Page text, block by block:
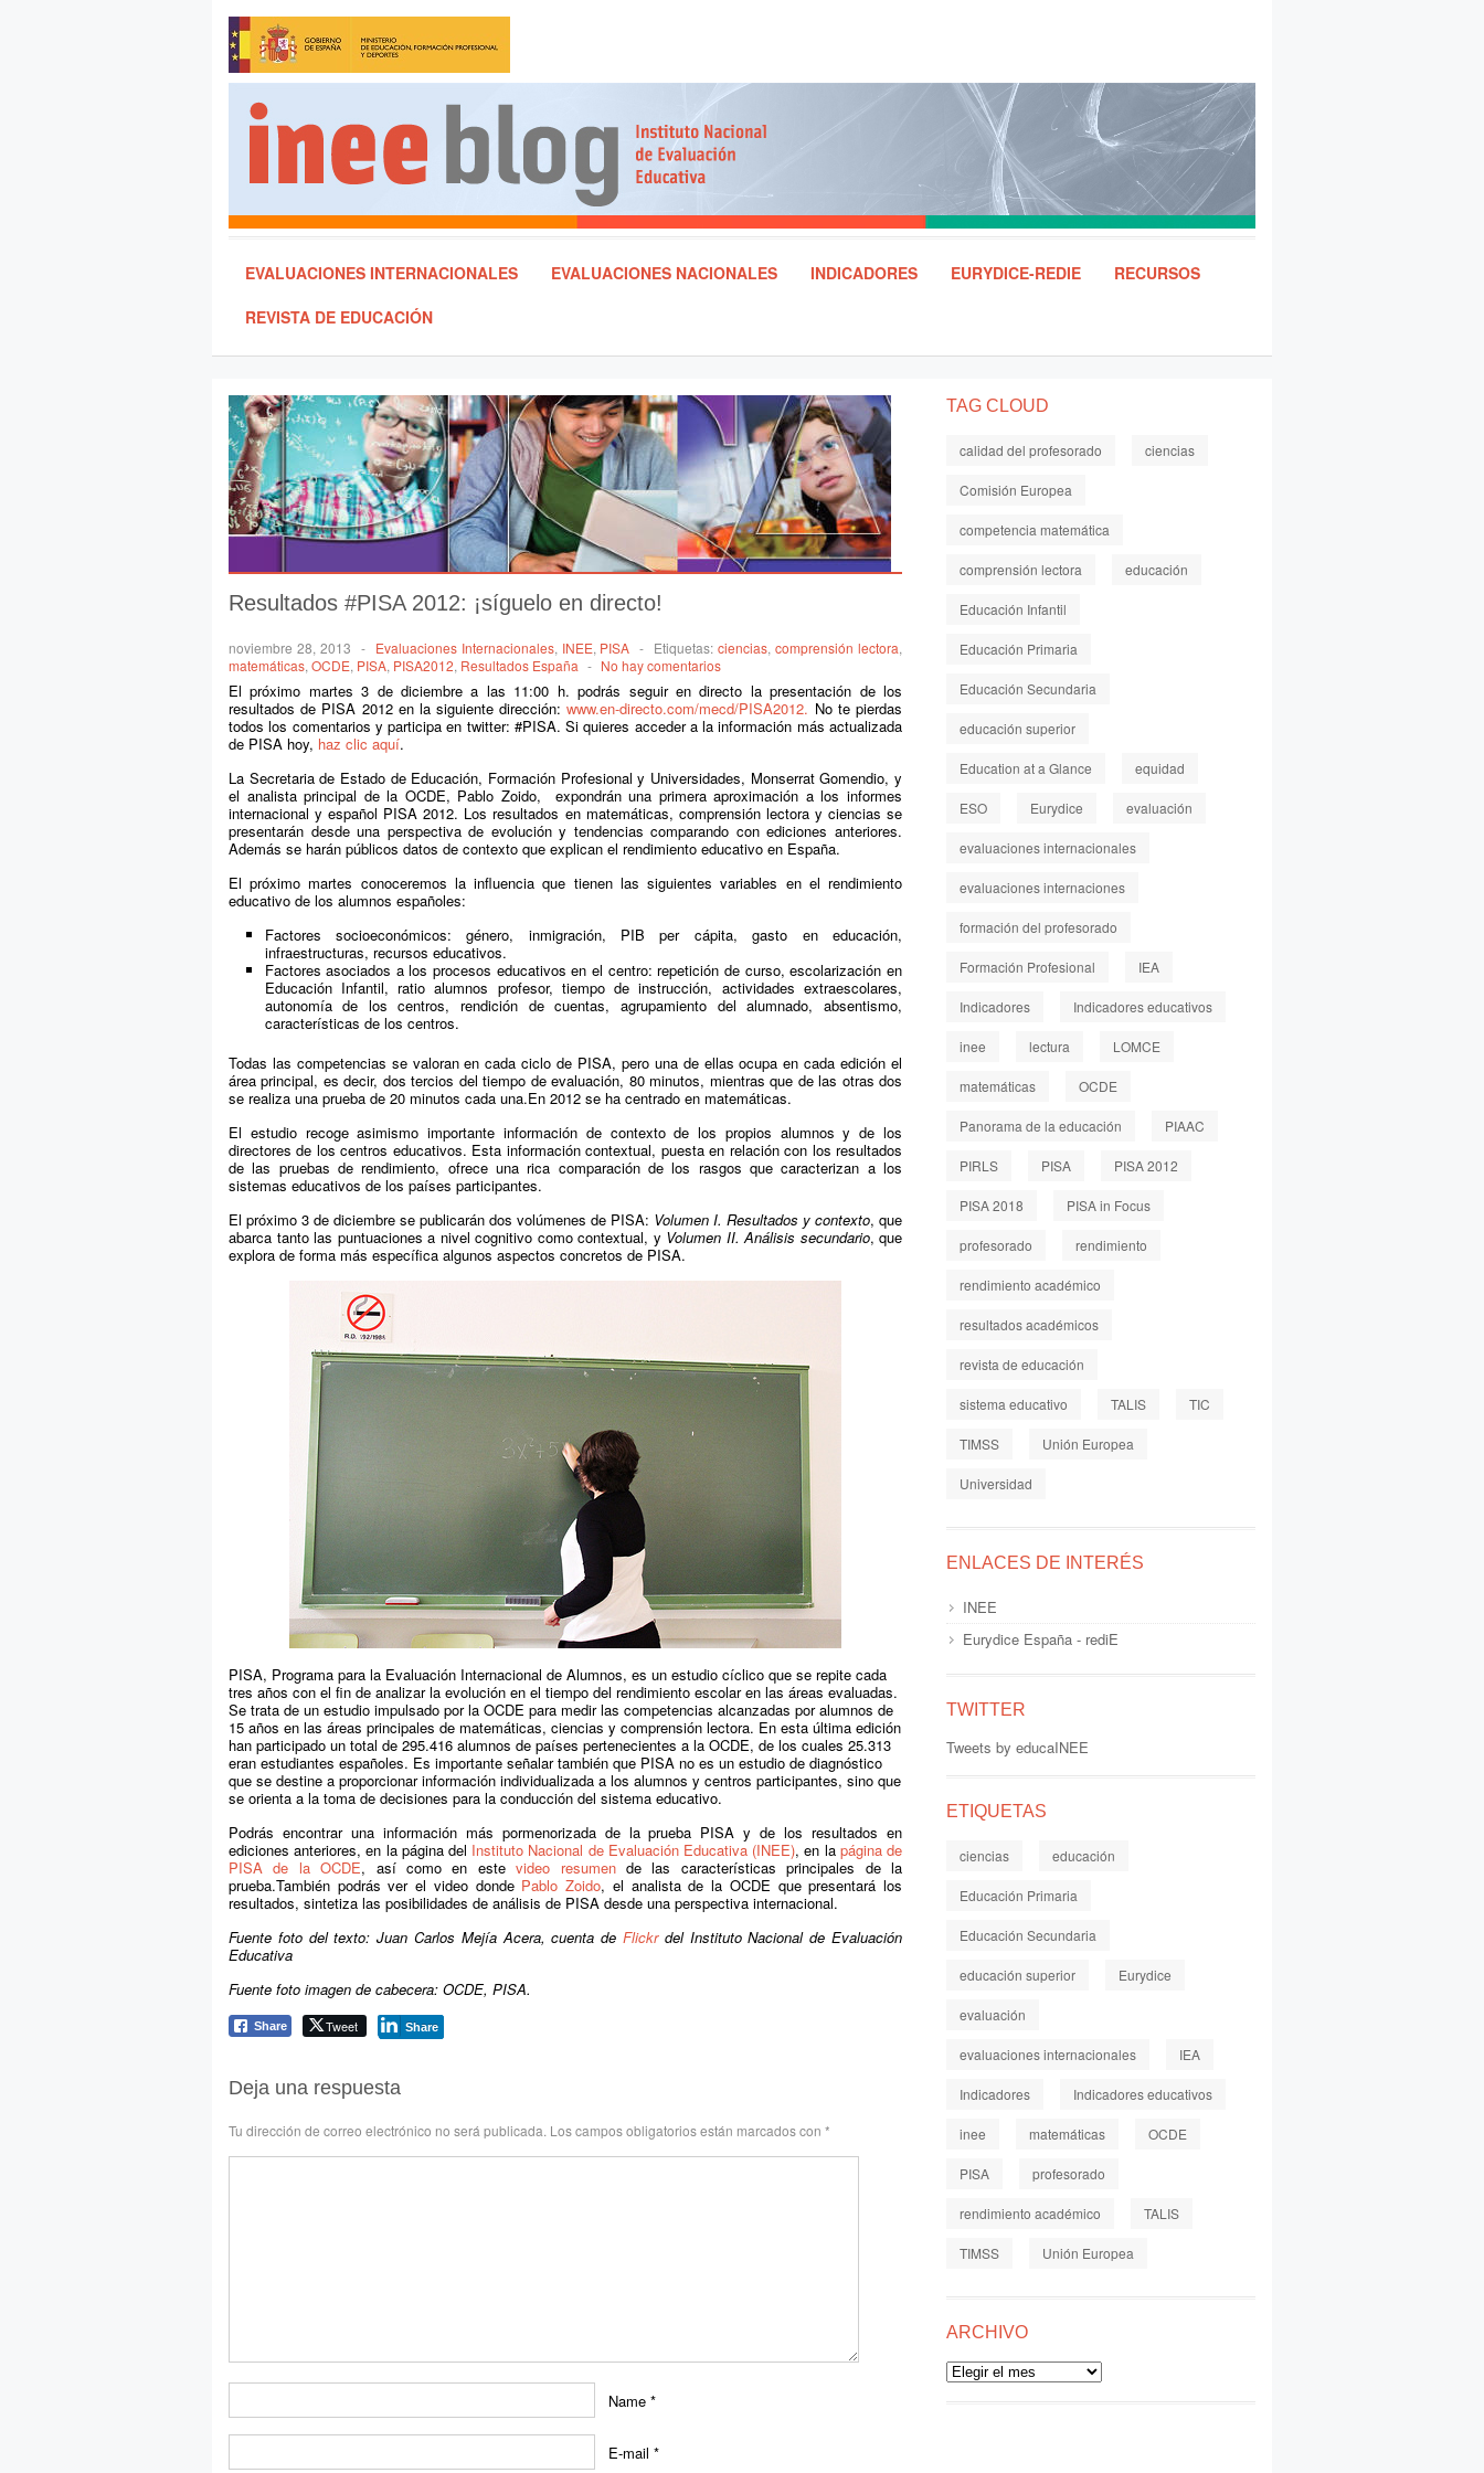
EVALUACIONES INTERNACIONALES EVALUACIONES NACIONALES INDICADORES EURYDICE-REDIE
RECURSOS
REVISTA DE EDUCACIÓN
Resultados #PISA 2012: ¡síguelo en directo!
noviembre 28, 2013 - Evaluaciones Internacionales, INEE, PISA - Etiquetas:ciencias,comprensión lectora,
matemáticas, OCDE, PISA, PISA2012, Resultados España - No hay comentarios
El próximo martes 3 de diciembre a las 11:00 h. podrás seguir en directo la presentación de los
resultados de PISA 2012 en la siguiente dirección:www.en-directo.com/mecd/PISA2012. No te pierdas
todos los comentarios y participa en twitter: #PISA. Si quieres acceder a la información más actualizada
de PISA hoy, haz clic aquí.
La Secretaria de Estado de Educación, Formación Profesional y Universidades, Monserrat Gomendio, y
el analista principal de la OCDE, Pablo Zoido, expondrán una primera aproximación a los informes
internacional y español PISA 2012. Los resultados en matemáticas, comprensión lectora y ciencias se
presentarán desde una perspectiva de evolución y tendencias comparando con ediciones anteriores.
Además se harán públicos datos de contexto que explican el rendimiento educativo en España.
El próximo martes conoceremos la influencia que tienen las siguientes variables en el rendimiento
educativo de los alumnos españoles:
Factores socioeconómicos: género, inmigración, PIB per cápita, gasto en educación,
infraestructuras, recursos educativos.
Factores asociados a los procesos educativos en el centro: repetición de curso, escolarización en
Educación Infantil, ratio alumnos profesor, tiempo de instrucción, actividades extraescolares,
autonomía de los centros, rendición de cuentas, agrupamiento del alumnado, absentismo,
características de los centros.
Todas las competencias se valoran en cada ciclo de PISA, pero una de ellas ocupa en cada edición el
área principal, es decir, dos tercios del tiempo de evaluación, 80 minutos, mientras que de las otras dos
se realiza una prueba de 20 minutos cada una.En 2012 se ha centrado en matemáticas.
El estudio recoge asimismo importante información de contexto de los propios alumnos y de los
directores de los centros educativos. Esta información contextual, puesta en relación con los resultados
de las pruebas de rendimiento, ofrece una rica comparación de los rasgos que caracterizan a los
sistemas educativos de los países participantes.
El próximo 3 de diciembre se publicarán dos volúmenes de PISA: Volumen I. Resultados y contexto, que
abarca tanto las puntuaciones a nivel cognitivo como contextual, y Volumen II. Análisis secundario, que
explora de forma más específica algunos aspectos concretos de PISA.
PISA, Programa para la Evaluación Internacional de Alumnos, es un estudio cíclico que se repite cada
tres años con el fin de analizar la evolución en el tiempo del rendimiento escolar en las áreas evaluadas.
Se trata de un estudio impulsado por la OCDE para medir las competencias alcanzadas por alumnos de
15 años en las áreas principales de matemáticas, ciencias y comprensión lectora. En esta última edición
han participado un total de 295.416 alumnos de países pertenecientes a la OCDE, de los cuales 25.313
eran estudiantes españoles. Es importante señalar también que PISA no es un estudio de diagnóstico
que se destine a proporcionar información individualizada a los alumnos y centros participantes, sino que
se orienta a la toma de decisiones para la conducción del sistema educativo.
Podrás encontrar una información más pormenorizada de la prueba PISA y de los resultados en
ediciones anteriores, en la página del Instituto Nacional de Evaluación Educativa (INEE), en la página de
PISA de la OCDE, así como en estevideo resumende las características principales de la
prueba.También podrás ver el video donde Pablo Zoido, el analista de la OCDE que presentará los
resultados, sintetiza las posibilidades de análisis de PISA desde una perspectiva internacional.
Fuente foto del texto: Juan Carlos Mejía Acera, cuenta de Flickrdel Instituto Nacional de Evaluación
Educativa
Fuente foto imagen de cabecera: OCDE, PISA.
Share Tweet Share
Deja una respuesta
Tu dirección de correo electrónico no será publicada. Los campos obligatorios están marcados con *
Name *
E-mail *
TAG CLOUD
calidad del profesorado ciencias
Comisión Europea
competencia matemática
comprensión lectora educación
Educación Infantil
Educación Primaria
Educación Secundaria
educación superior
Education at a Glance equidad
ESO Eurydice evaluación
evaluaciones internacionales
evaluaciones internaciones
formación del profesorado
Formación Profesional IEA
Indicadores Indicadores educativos
inee lectura LOMCE
matemáticas OCDE
Panorama de la educación PIAAC
PIRLS PISA PISA 2012
PISA 2018 PISA in Focus
profesorado rendimiento
rendimiento académico
resultados académicos
revista de educación
sistema educativo TALIS TIC
TIMSS Unión Europea
Universidad
ENLACES DE INTERÉS
INEE
Eurydice España - rediE
TWITTER
Tweets by educaINEE
ETIQUETAS
ciencias educación
Educación Primaria
Educación Secundaria
educación superior Eurydice
evaluación
evaluaciones internacionales IEA
Indicadores Indicadores educativos
inee matemáticas OCDE
PISA profesorado
rendimiento académico TALIS
TIMSS Unión Europea
ARCHIVO
Archivo